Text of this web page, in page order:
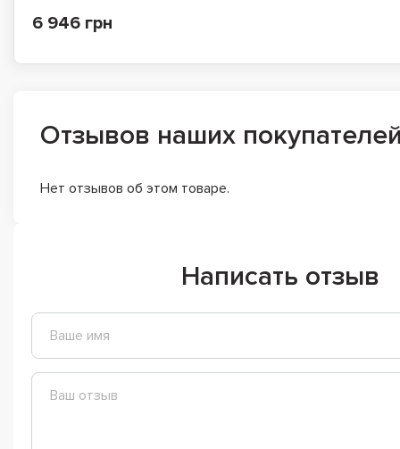
6 946 грн
Отзывов наших
Нет отзывов об этом товаре.
Написать отзыв